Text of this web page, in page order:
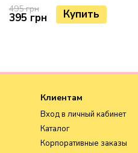
495 грн
395 грн Купить
Клиентам
Вход в личный кабинет
Каталог
Корпоративные заказы